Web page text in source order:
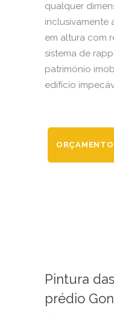
qualquer
inclusivamente
em altura com
sistema de
património
edifício
Pintura
prédio